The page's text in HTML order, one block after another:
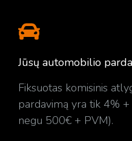
Jūsų automobilio
Fiksuotas komisinis
pardavimą yra tik 4%
negu 500€ + PVM).